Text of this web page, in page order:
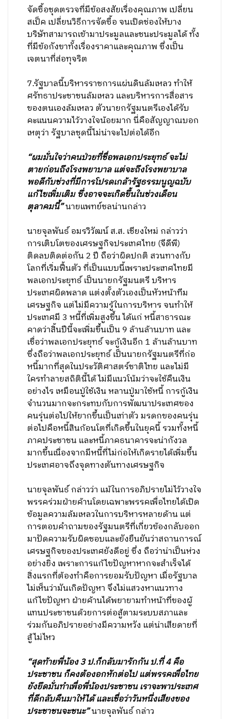
จัดซื้อชุดตรวจที่มีข้อสงสัยเรื่องคุณภาพ เปลี่ยน
สเป็ค เปลี่ยนวิธีการจัดซื้อ จนเปิดช่องให้บาง
บริษัทสามารถเข้ามาประมูลและชนะประมูลได้ ทั้ง
ที่มีข้อกังขาทั้งเรื่องราคาและคุณภาพ ซึ่งเป็น
เจตนาที่ส่อทุจริต
7.รัฐบาลนี้บริหารราชการแผ่นดินล้มเหลว ทำให้
ศรัทธาประชาชนล้มเหลว และบริหารการสื่อสาร
ของตนเองล้มเหลว ตัวนายกรัฐมนตรีเองได้รับ
คะแนนความไว้วางใจน้อยมาก นี่คือสัญญาณบอก
เหตุว่า รัฐบาลชุดนี้ไม่น่าจะไปต่อได้อีก
“ผมมั่นใจว่าคนป่วยที่ชื่อพลเอกประยุทธ์ จะไม่
ตายก่อนถึงโรงพยาบาล แต่จะถึงโรงพยาบาล
พอดีกับช่วงที่มีการโปรดเกล้ารัฐธรรมนูญฉบับ
แก้ไขเพิ่มเติม ซึ่งอาจจะเกิดขึ้นในช่วงเดือน
ตุลาคมนี้”นายแพทย์ชลน่านกล่าว
นายจุลพันธ์ อมรวิวัฒน์ ส.ส. เชียงใหม่ กล่าวว่า
การเติบโตของเศรษฐกิจประเทศไทย (จีดีพี)
ติดลบติดต่อกัน 2 ปี ถือว่าผิดปกติ สวนทางกับ
โลกที่เริ่มฟื้นตัว ที่เป็นแบบนี้เพราะประเทศไทยมี
พลเอกประยุทธ์ เป็นนายกรัฐมนตรี บริหาร
ประเทศผิดพลาด แต่งตั้งตัวเองเป็นหัวหน้าทีม
เศรษฐกิจ แต่ไม่มีความรู้ในการบริหาร จนทำให้
ประเทศมี 3 หนี้ที่เพิ่มสูงขึ้น ได้แก่ หนี้สาธารณะ
คาดว่าสิ้นปีนี้จะเพิ่มขึ้นเป็น 9 ล้านล้านบาท และ
เชื่อว่าพลเอกประยุทธ์ จะกู้เงินอีก 1 ล้านล้านบาท
ซึ่งถือว่าพลเอกประยุทธ์ เป็นนายกรัฐมนตรีที่ก่อ
หนี้มากที่สุดในประวัติศาสตร์ชาติไทย และไม่มี
ใครทำลายสถิตินี้ได้ ไม่มีแนวโน้มว่าจะใช้คืนเงิน
อย่างไร เหมือนปู่ใช้เงิน หลานปู่มาใช้หนี้ การกู้เงิน
จำนวนมากจะกระทบกับการพัฒนาประเทศของ
คนรุ่นต่อไปให้ยากขึ้นเป็นเท่าตัว มรดกของคนรุ่น
ต่อไปคือหนี้สินก้อนโตที่เกิดขึ้นในยุคนี้ รวมทั้งหนี้
ภาคประชาชน และหนี้ภาคธนาคารจะน่ากังวล
มากขึ้นเนื่องจากมีหนี้ที่ไม่ก่อให้เกิดรายได้เพิ่มขึ้น
ประเทศอาจถึงจุดทางตันทางเศรษฐกิจ
นายจุลพันธ์ กล่าวว่า แม้ในการอภิปรายไม่ไว้วางใจ
พรรคร่วมฝ่ายค้านโดยเฉพาะพรรคเพื่อไทยได้เปิด
ข้อมูลความล้มเหลวในการบริหารหลายด้าน แต่
การตอบคำถามของรัฐมนตรีที่เกี่ยวข้องกลับออก
มาปัดความรับผิดชอบและยังยืนยันว่าสถานการณ์
เศรษฐกิจของประเทศยังดีอยู่ ซึ่ง ถือว่าน่าเป็นห่วง
อย่างยิ่ง เพราะการแก้ไขปัญหาหากจะสำเร็จได้
สิ่งแรกที่ต้องทำคือการยอมรับปัญหา เมื่อรัฐบาล
ไม่เห็นว่ามันเกิดปัญหา จึงไม่แสวงหาแนวทาง
แก้ไขปัญหา ฝ่ายค้านได้พยายามทำหน้าที่ของผู้
แทนประชาชนด้วยการต่อสู้ตามระบบสภาและ
ร่วมกันอภิปรายอย่างมีความหวัง แต่น่าเสียดายที่
สู้ไม่ไหว
“สุดท้ายพี่น้อง 3 ป.ก็กลับมารักกัน ป.ที่ 4 คือ
ประชาชน ก็คงต้องอกหักต่อไป แต่พรรคเพื่อไทย
ยังยึดมั่นทำเพื่อพี่น้องประชาชน เราจะพาประเทศ
ที่ดีกลับคืนมาให้ได้ และเชื่อว่าวันหนึ่งเสียงของ
ประชาชนจะชนะ”นายจุลพันธ์ กล่าว